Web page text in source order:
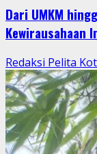
Dari UMKM
Kewirausahaan
Redaksi Pelita